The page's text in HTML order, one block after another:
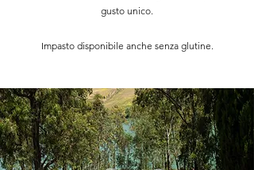
gusto unico.
Impasto disponibile anche senza glutine.